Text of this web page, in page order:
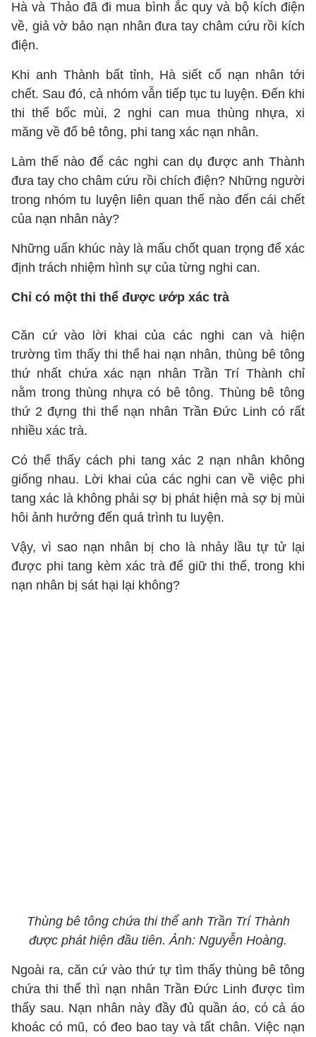
Hà và Thảo đã đi mua bình ắc quy và bộ kích điện
về, giả vờ bảo nạn nhân đưa tay châm cứu rồi kích
điện.
Khi anh Thành bất tỉnh, Hà siết cổ nạn nhân tới
chết. Sau đó, cả nhóm vẫn tiếp tục tu luyện. Đến khi
thi thể bốc mùi, 2 nghi can mua thùng nhựa, xi
măng về đổ bê tông, phi tang xác nạn nhân.
Làm thế nào để các nghi can dụ được anh Thành
đưa tay cho châm cứu rồi chích điện? Những người
trong nhóm tu luyện liên quan thế nào đến cái chết
của nạn nhân này?
Những uẩn khúc này là mấu chốt quan trọng để xác
định trách nhiệm hình sự của từng nghi can.
Chỉ có một thi thể được ướp xác trà
Căn cứ vào lời khai của các nghi can và hiện
trường tìm thấy thi thể hai nạn nhân, thùng bê tông
thứ nhất chứa xác nạn nhân Trần Trí Thành chỉ
nằm trong thùng nhựa có bê tông. Thùng bê tông
thứ 2 đựng thi thể nạn nhân Trần Đức Linh có rất
nhiều xác trà.
Có thể thấy cách phi tang xác 2 nạn nhân không
giống nhau. Lời khai của các nghi can về việc phi
tang xác là không phải sợ bị phát hiện mà sợ bị mùi
hôi ảnh hưởng đến quá trình tu luyện.
Vậy, vì sao nạn nhân bị cho là nhảy lầu tự tử lại
được phi tang kèm xác trà để giữ thi thể, trong khi
nạn nhân bị sát hại lại không?
Thùng bê tông chứa thi thể anh Trần Trí Thành
được phát hiện đầu tiên. Ảnh: Nguyễn Hoàng.
Ngoài ra, căn cứ vào thứ tự tìm thấy thùng bê tông
chứa thi thể thì nạn nhân Trần Đức Linh được tìm
thấy sau. Nạn nhân này đầy đủ quần áo, có cả áo
khoác có mũ, có đeo bao tay và tất chân. Việc nạn